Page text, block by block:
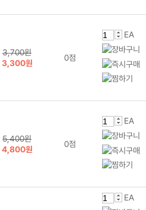
3,700원
3,300원
0점
EA
5,400원
4,800원
0점
EA
EA